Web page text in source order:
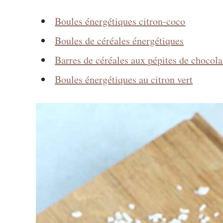
Boules énergétiques citron-coco
Boules de céréales énergétiques
Barres de céréales aux pépites de
Boules énergétiques au citron vert